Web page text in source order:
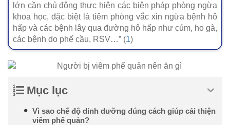
lớn cần chủ động thực hiện các biện pháp phòng ngừa
khoa học, đặc biệt là tiêm phòng vắc xin ngừa bệnh hô
hấp và các bệnh lây qua đường hô hấp như cúm, ho gà,
các bệnh do phế cầu, RSV…” (1)
Mục lục
Vì sao chế độ dinh dưỡng đúng cách giúp cải thiện
viêm phế quản?